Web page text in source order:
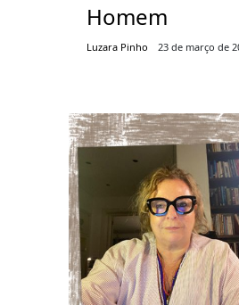
Homem
Luzara Pinho 23 de março de